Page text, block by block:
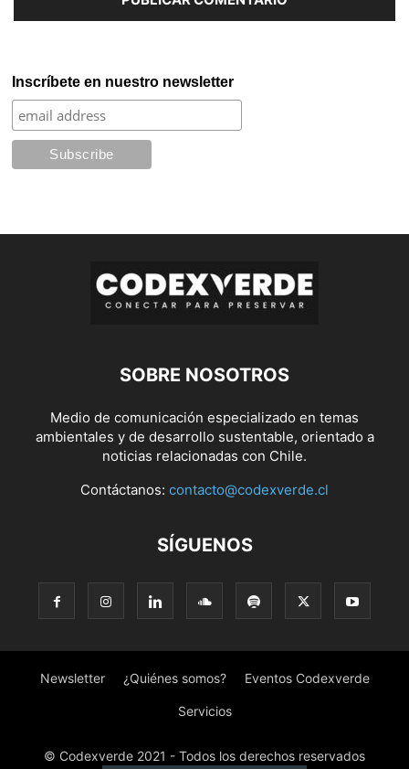
Inscríbete en nuestro newsletter
SOBRE NOSOTROS
Medio de comunicación especializado en temas
ambientales y de desarrollo sustentable, orientado a
noticias relacionadas con Chile.
Contáctanos: contacto@codexverde.cl
SÍGUENOS
Newsletter ¿Quiénes somos? Eventos Codexverde
Servicios
© Codexverde 2021 - Todos los derechos reservados